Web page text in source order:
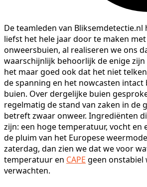
De teamleden van
liefst het hele jaar door te maken
onweersbuien, al realiseren we ons
waarschijnlijk behoorlijk de enige zijn
het maar goed ook dat het niet
de spanning en het nowcasten
buien. Over dergelijke buien
regelmatig de stand van zaken in de
betreft zwaar onweer. Ingrediënten
zijn: een hoge temperatuur, vocht en
de pluim van het Europese
zaterdag, dan zien we dat we voor
temperatuur en CAPE geen onstabiel
verwachten.